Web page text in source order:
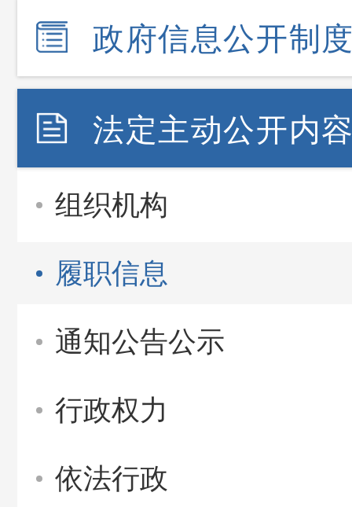
政府信息公开制
法定主动公开内
组织机构
履职信息
通知公告公示
行政权力
依法行政